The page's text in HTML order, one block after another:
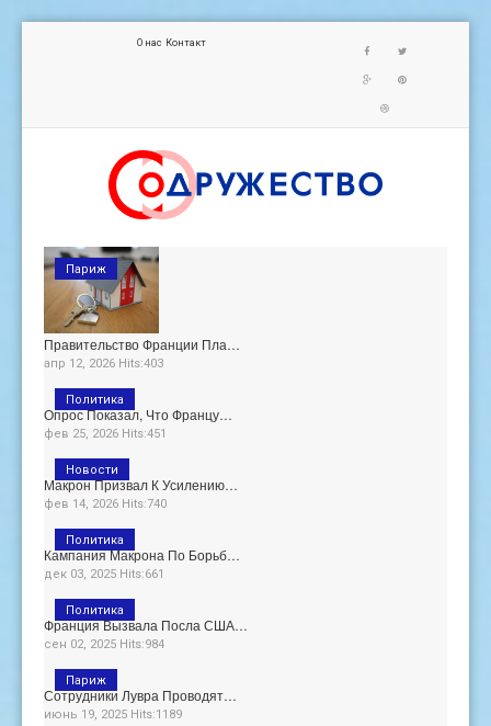
О нас Контакт
Правительство Франции Пла…
апр 12, 2026 Hits:403
Париж
Опрос Показал, Что Францу…
фев 25, 2026 Hits:451
Политика
Макрон Призвал К Усилению…
фев 14, 2026 Hits:740
Новости
Кампания Макрона По Борьб…
дек 03, 2025 Hits:661
Политика
Франция Вызвала Посла США…
сен 02, 2025 Hits:984
Политика
Сотрудники Лувра Проводят…
июнь 19, 2025 Hits:1189
Париж